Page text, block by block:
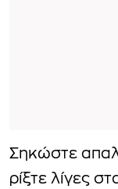
Σηκώστε
ρίξτε λίγες